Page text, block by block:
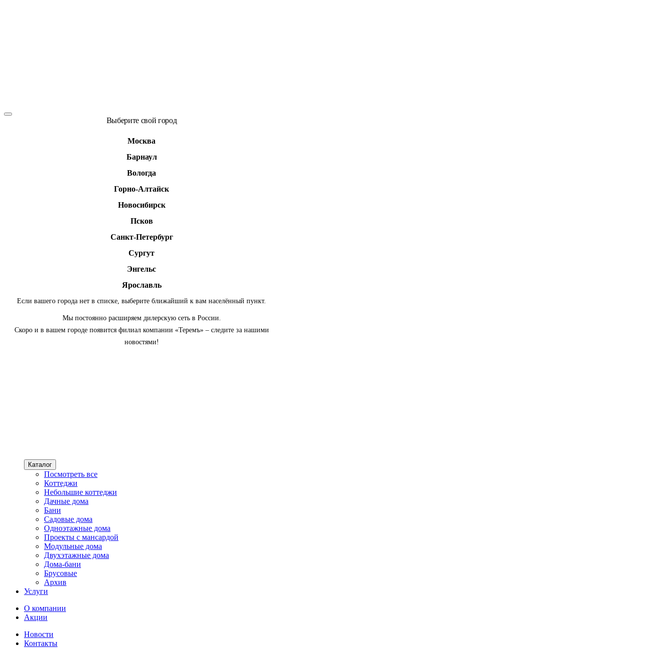
Выберите свой город
Москва
Барнаул
Вологда
Горно-Алтайск
Новосибирск
Псков
Санкт-Петербург
Сургут
Энгельс
Ярославль
Если вашего города нет в списке, выберите ближайший к вам населённый пункт.
Мы постоянно расширяем дилерскую сеть в России.
Скоро и в вашем городе появится филиал компании «Теремъ» – следите за нашими
новостями!
Каталог
Посмотреть все
Коттеджи
Небольшие коттеджи
Дачные дома
Бани
Садовые дома
Одноэтажные дома
Проекты с мансардой
Модульные дома
Двухэтажные дома
Дома-бани
Брусовые
Архив
Услуги
О компании
Акции
Новости
Контакты